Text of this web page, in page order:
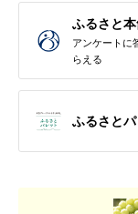
ふるさと
アンケートに
らえる
ふるさとパ